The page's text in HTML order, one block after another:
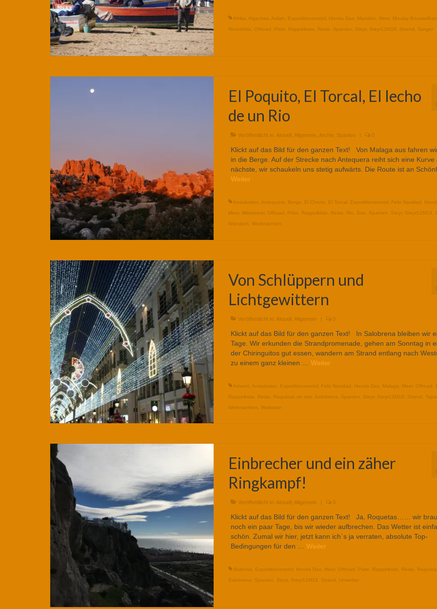
Afrika Algeciras, Asilah Expeditionsmobil Honda Dax Marokko Meer, Moulay
Nordafrika
Offroad Piste Rappelkiste Reise Spanien Steyr, Steyr12M18 Strand Tanger
El Poquito, El Torcal, El lecho
de un Rio
Veröffentlicht in: Aktuell, Allgemein Archiv, Spanien | 0
Klickt auf das Bild für den ganzen Text! Von Malaga aus fahren
in die Berge. Auf der Strecke nach Antequera reiht sich eine Kurve
nächste, wir schaukeln uns stetig aufwärts. Die Route ist an
Weiter
Andalusien Antequera Berge El Chorro El Torcal Expeditionsmobil Feliz Navidad
Meer, Mittelmeer, Offroad Piste Rappelkiste Reise Rio See Spanien Steyr, Steyr12M18
Wandern
Weihnachten
Von Schlüppern und
Lichtgewittern
Veröffentlicht in: Aktuell, Allgemein | 0
Klickt auf das Bild für den ganzen Text! In Salobrena bleiben wir
Tage. Wir erkunden die Strandpromenade, gehen am Sonntag in
der Chiringuitos gut essen, wandern am Strand entlang nach
zu einem ganz kleinen … Weiter
Advent Andalusien Expeditionsmobil Feliz Navidad Honda Dax Malaga Meer, Offroad
Rappelkiste
Reise Roquetas de mar, Salobrena Spanien Steyr, Steyr12M18 Strand
Weihnachten
Weltreise
Einbrecher und ein zäher
Ringkampf!
Veröffentlicht in: Aktuell , Allgemein 0
Klickt auf das Bild für den ganzen Text! Ja, Roquetas…… wir
noch ein paar Tage, bis wir wieder aufbrechen. Das Wetter ist
schön. Zumal wir hier, jetzt kann ich`s ja verraten, absolute Top-
Bedingungen für den … Weiter
Balerma, Expeditionsmobil , Honda Dax, Meer, Offroad , Piste, Rappelkiste, Reise,
Salobrena, Spanien, Steyr, Steyr12M18 , Strand , Unwetter